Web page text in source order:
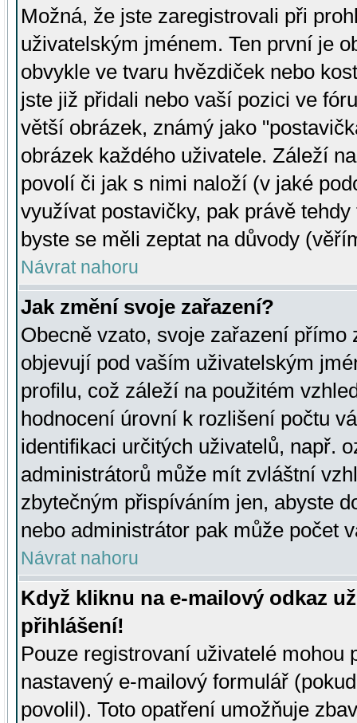
Možná, že jste zaregistrovali při
uživatelským jménem. Ten první je
obvykle ve tvaru hvězdiček nebo
jste již přidali nebo vaší pozici ve
větší obrázek, známý jako
obrázek každého uživatele. Záleží
povolí či jak s nimi naloží (v jaké
využívat postavičky, pak právě
byste se měli zeptat na důvody
Návrat nahoru
Jak změní svoje zařazení?
Obecně vzato, svoje zařazení přímo
objevují pod vaším uživatelským
profilu, což záleží na použitém
hodnocení úrovní k rozlišení počtu
identifikaci určitých uživatelů, např.
administrátorů může mít zvláštní
zbytečným přispíváním jen, abyste
nebo administrátor pak může počet
Návrat nahoru
Když kliknu na e-mailový odkaz
přihlášení!
Pouze registrovaní uživatelé mohou
nastavený e-mailový formulář
povolil). Toto opatření umožňuje